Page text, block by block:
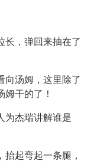
长，弹回来抽在了
向汤姆，这里除了
干的了！
为杰瑞讲解谁是
起弯起一条腿，